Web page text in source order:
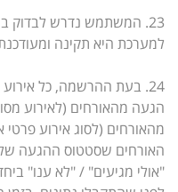
23. המשתמש נדרש לבדוק
למערכת היא תקינה
מהאורחים (לסוג אירוע
האורחים שסטטוס ההגעה
"אולי מגיעים" / "לא ענו"